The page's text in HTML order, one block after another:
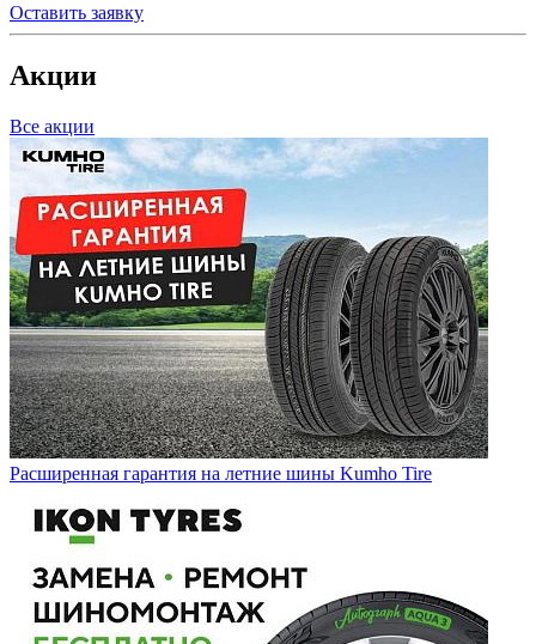
Оставить заявку
Акции
Все акции
Расширенная гарантия на летние шины Kumho Tire